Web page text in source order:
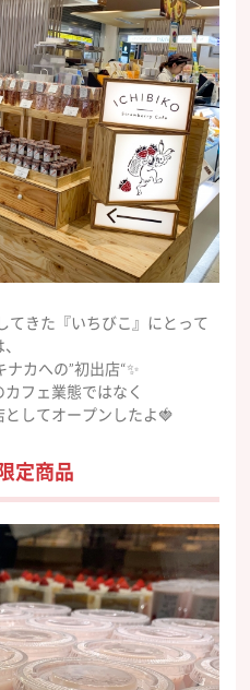
てきた『いちびこ』にとって
カへの”初出店“✨
フェ業態ではなく
してオープンしたよ🍓
定商品